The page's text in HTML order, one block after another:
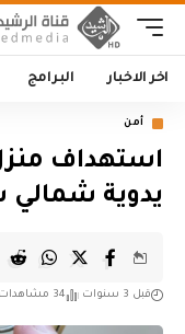
اخر الاخبار البرامج
أمن
استهداف
يدوية شمالي
قبل 3 سنوات 34 مشاهدات